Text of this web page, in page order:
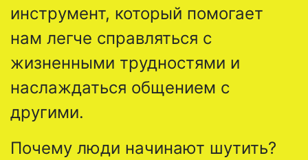
инструмент, который помогает
нам легче справляться с
жизненными трудностями и
наслаждаться общением с
другими.
Почему люди начинают шутить?